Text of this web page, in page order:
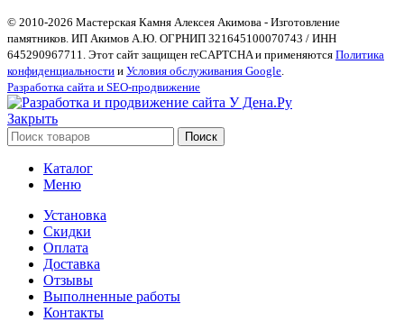
© 2010-2026 Мастерская Камня Алексея Акимова - Изготовление
памятников. ИП Акимов А.Ю. ОГРНИП 321645100070743 / ИНН
645290967711. Этот сайт защищен reCAPTCHA и применяются Политика
конфиденциальности и Условия обслуживания Google.
Разработка сайта и SEO-продвижение
Закрыть
Поиск
Каталог
Меню
Установка
Скидки
Оплата
Доставка
Отзывы
Выполненные работы
Контакты